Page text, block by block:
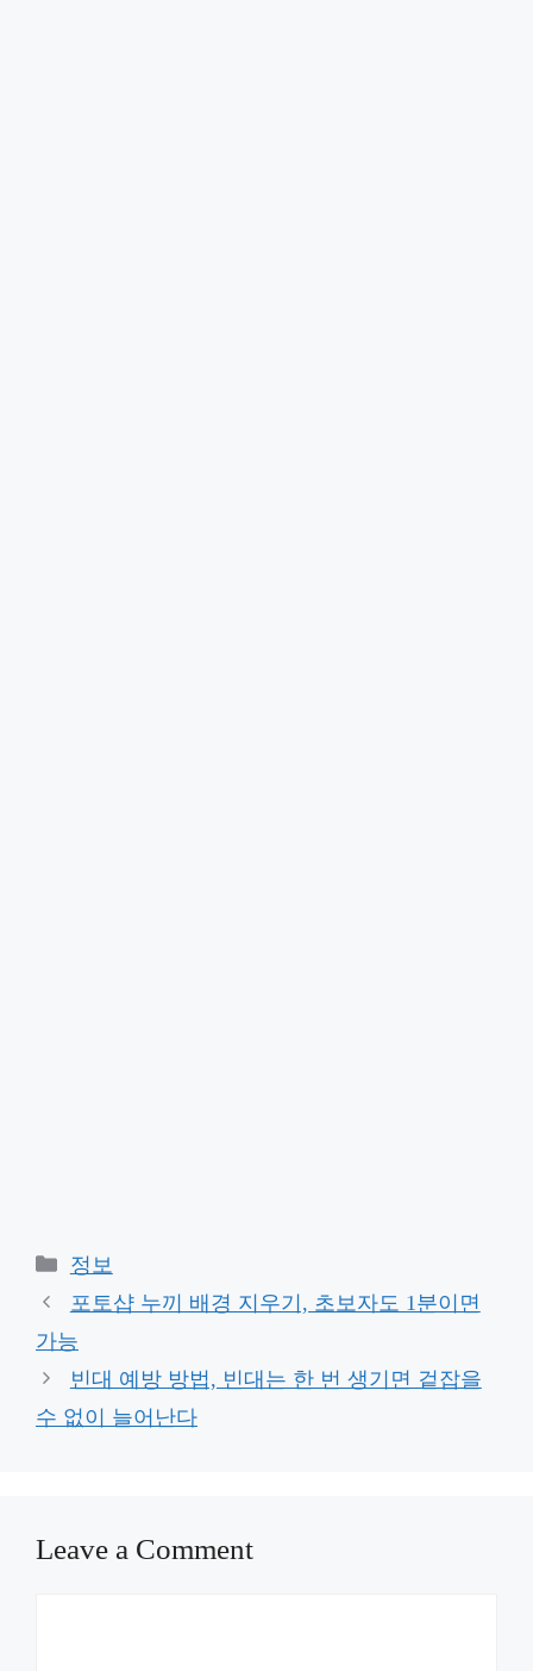
Categories
정보
포토샵 누끼 배경 지우기, 초보자도 1분이면
가능
빈대 예방 방법, 빈대는 한 번 생기면 겉잡을
수 없이 늘어난다
Leave a Comment